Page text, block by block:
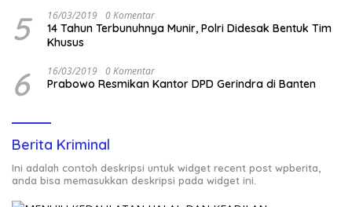
5 16/03/2019 0 Komentar
14 Tahun Terbunuhnya Munir, Polri Didesak Bentuk Tim
Khusus
6 16/03/2019 0 Komentar
Prabowo Resmikan Kantor DPD Gerindra di Banten
Berita Kriminal
Ini adalah contoh deskripsi untuk widget recent post wpberita,
anda bisa memasukkan deskripsi pada widget ini.